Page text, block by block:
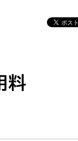
・安全
料